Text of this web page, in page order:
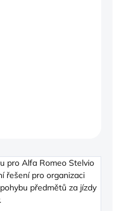
pro Alfa Romeo Stelvio
řešení pro organizaci
předmětů za jízdy